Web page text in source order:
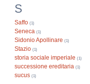
S
Saffo (1)
Seneca (1)
Sidonio Apollinare (1)
Stazio (1)
storia sociale imperiale (1)
successione ereditaria (1)
sucus (1)